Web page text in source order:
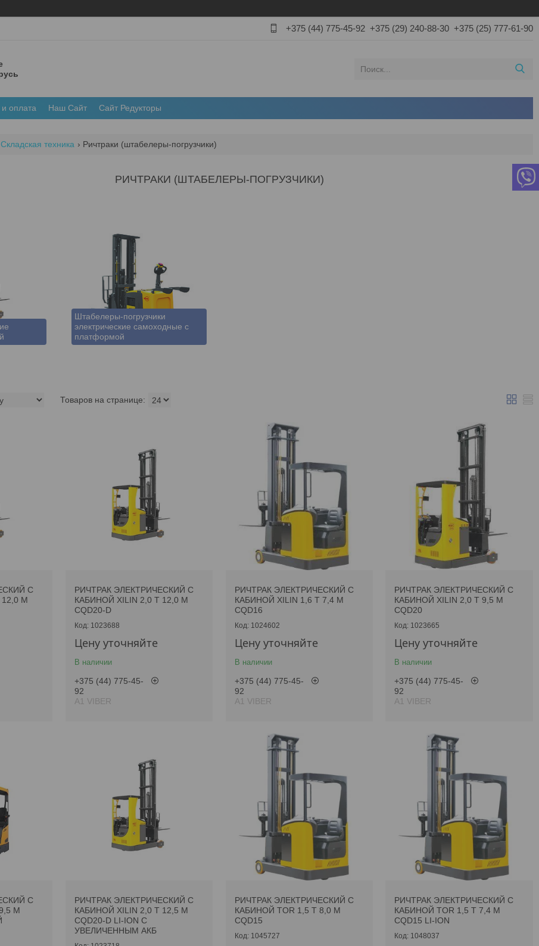
+375 (44) 775-45-92 +375 (29) 240-88-30 +375 (25) 777-61-90
и оплата Наш Сайт Сайт Редукторы
Складская техника Ричтраки (штабелеры-погрузчики)
РИЧТРАКИ (ШТАБЕЛЕРЫ-ПОГРУЗЧИКИ)
Штабелеры-погрузчики
электрические самоходные с
платформой
С
М
РИЧТРАК ЭЛЕКТРИЧЕСКИЙ С
КАБИНОЙ XILIN 2,0 Т 12,0 М
CQD20-D
1023688
Цену уточняйте
В наличии
+375 (44) 775-45-
92
А1 VIBER
РИЧТРАК ЭЛЕКТРИЧЕСКИЙ С
КАБИНОЙ XILIN 1,6 Т 7,4 М
CQD16
1024602
Цену уточняйте
В наличии
+375 (44) 775-45-
92
А1 VIBER
РИЧТРАК ЭЛЕКТРИЧЕСКИЙ С
КАБИНОЙ XILIN 2,0 Т 9,5 М
CQD20
1023665
Цену уточняйте
В наличии
+375 (44) 775-45-
92
А1 VIBER
С
М
РИЧТРАК ЭЛЕКТРИЧЕСКИЙ С
КАБИНОЙ XILIN 2,0 Т 12,5 М
CQD20-D LI-ION С
УВЕЛИЧЕННЫМ АКБ
РИЧТРАК ЭЛЕКТРИЧЕСКИЙ С
КАБИНОЙ TOR 1,5 Т 8,0 М
CQD15
1045727
РИЧТРАК ЭЛЕКТРИЧЕСКИЙ С
КАБИНОЙ TOR 1,5 Т 7,4 М
CQD15 LI-ION
1048037